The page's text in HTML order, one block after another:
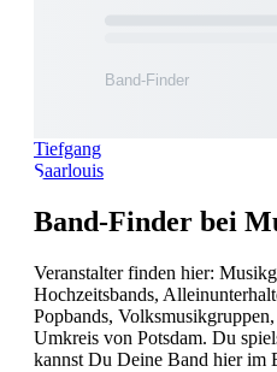
Tiefgang
Saarlouis
Band-Finder bei
Veranstalter finden hier:
Hochzeitsbands,
Popbands,
Umkreis von Potsdam. Du
kannst Du Deine Band hier im